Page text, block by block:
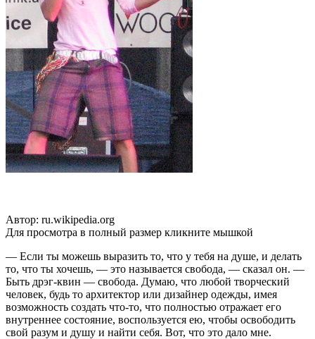
Автор: ru.wikipedia.org
Для просмотра в полный размер кликните мышкой
— Если ты можешь выразить то, что у тебя на душе, и делать
то, что ты хочешь, — это называется свобода, — сказал он. —
Быть дрэг-квин — свобода. Думаю, что любой творческий
человек, будь то архитектор или дизайнер одежды, имея
возможность создать что-то, что полностью отражает его
внутреннее состояние, воспользуется ею, чтобы освободить
свой разум и душу и найти себя. Вот, что это дало мне.